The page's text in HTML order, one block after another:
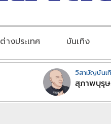
ต่างประเทศ บันเทิง
วิสามัญบันเ
สุภาพบุรุษ